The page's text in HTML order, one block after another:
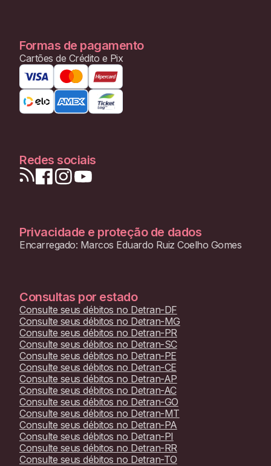
Formas de pagamento
Cartões de Crédito e Pix
Redes sociais
Privacidade e proteção de dados
Encarregado: Marcos Eduardo Ruiz Coelho Gomes
Consultas por estado
Consulte seus débitos no Detran-DF
Consulte seus débitos no Detran-MG
Consulte seus débitos no Detran-PR
Consulte seus débitos no Detran-SC
Consulte seus débitos no Detran-PE
Consulte seus débitos no Detran-CE
Consulte seus débitos no Detran-AP
Consulte seus débitos no Detran-AC
Consulte seus débitos no Detran-GO
Consulte seus débitos no Detran-MT
Consulte seus débitos no Detran-PA
Consulte seus débitos no Detran-PI
Consulte seus débitos no Detran-RR
Consulte seus débitos no Detran-TO